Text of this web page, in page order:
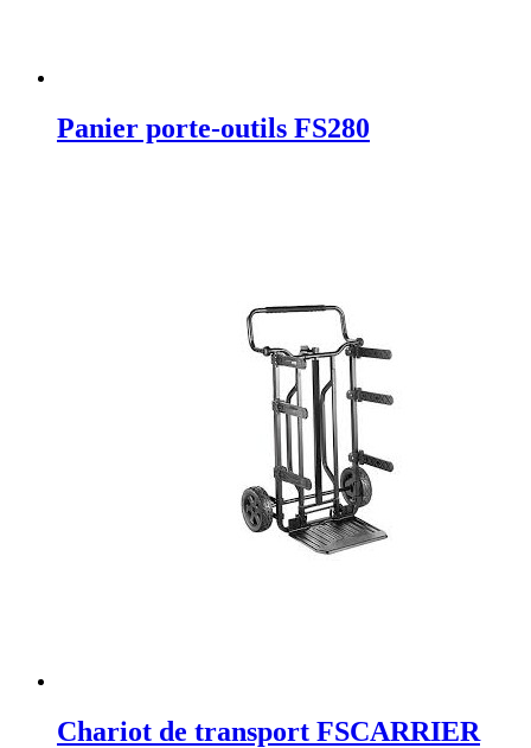
Panier porte-outils FS280
Chariot de transport FSCARRIER